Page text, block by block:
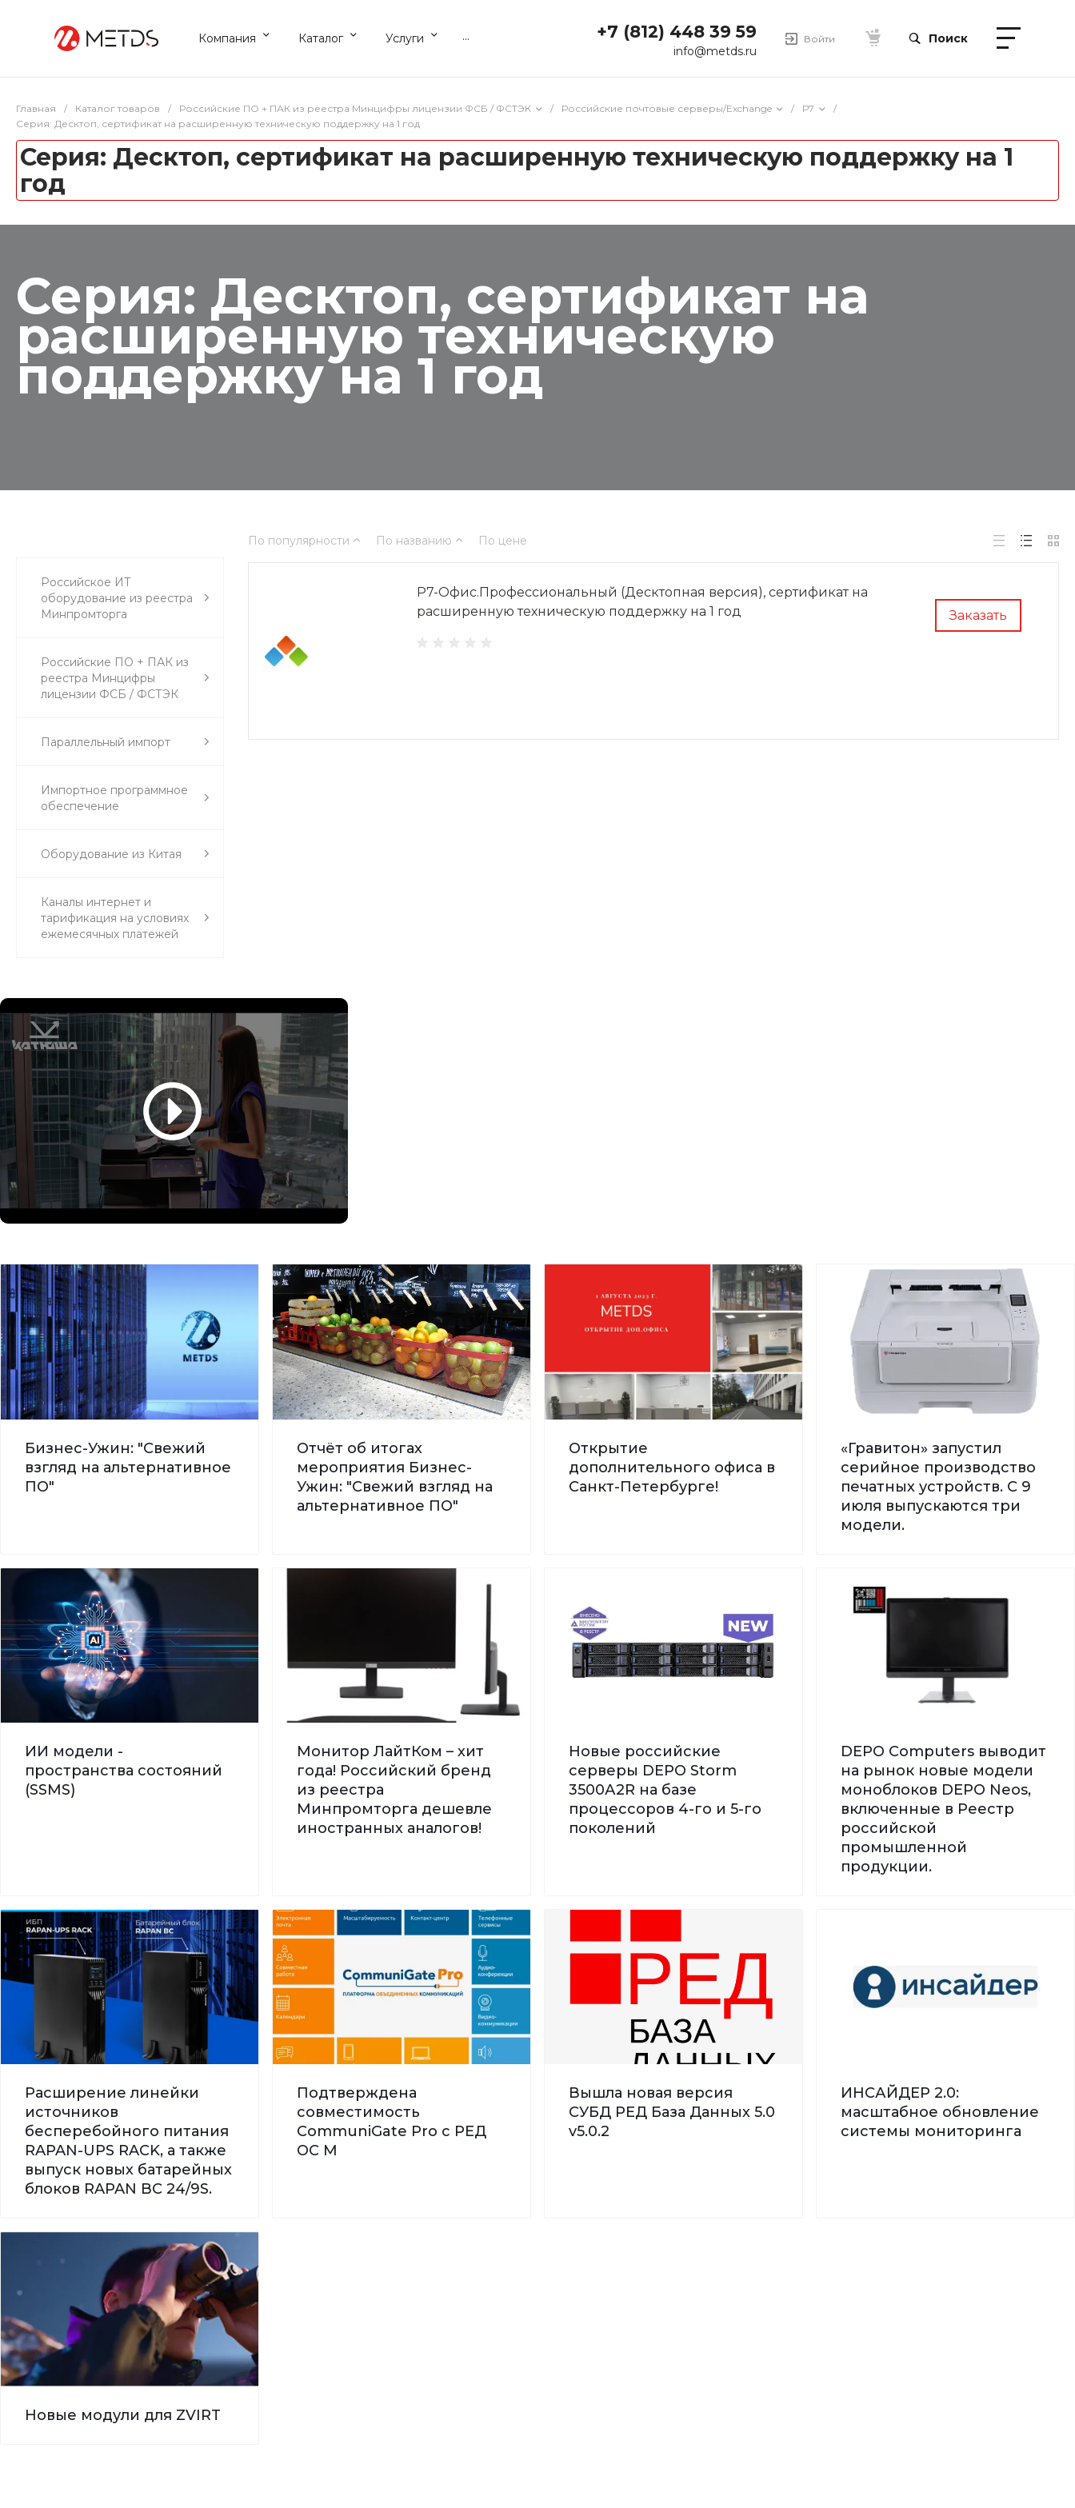
Компания Каталог Услуги ... +7 (812) 448 39 59
info@metds.ru
Войти Поиск
Главная / Каталог товаров / Российские ПО + ПАК из реестра Минцифры лицензии ФСБ / ФСТЭК / Российские почтовые серверы/Exchange / Р7
/
Серия: Десктоп, сертификат на расширенную техническую поддержку на 1 год
Серия: Десктоп, сертификат на расширенную техническую поддержку на 1
год
Серия: Десктоп, сертификат на
расширенную техническую
поддержку на 1 год
Российское ИТ
оборудование из реестра
Минпромторга
Российские ПО + ПАК из
реестра Минцифры
лицензии ФСБ / ФСТЭК
Параллельный импорт
Импортное программное
обеспечение
Оборудование из Китая
Каналы интернет и
тарификация на условиях
ежемесячных платежей
По популярности По названию По цене
Заказать
Р7-Офис.Профессиональный (Десктопная версия), сертификат на
расширенную техническую поддержку на 1 год
Бизнес-Ужин: "Свежий
взгляд на альтернативное
ПО"
Отчёт об итогах
мероприятия Бизнес-
Ужин: "Свежий взгляд на
альтернативное ПО"
Открытие
дополнительного офиса в
Санкт-Петербурге!
«Гравитон» запустил
серийное производство
печатных устройств. С 9
июля выпускаются три
модели.
ИИ модели -
пространства состояний
(SSMS)
Монитор ЛайтКом – хит
года! Российский бренд
из реестра
Минпромторга дешевле
иностранных аналогов!
Новые российские
серверы DEPO Storm
3500А2R на базе
процессоров 4-го и 5-го
поколений
DEPO Computers выводит
на рынок новые модели
моноблоков DEPO Neos,
включенные в Реестр
российской
промышленной
продукции.
Расширение линейки
источников
бесперебойного питания
RAPAN-UPS RACK, а также
выпуск новых батарейных
блоков RAPAN BC 24/9S.
Подтверждена
совместимость
CommuniGate Pro с РЕД
ОС М
Вышла новая версия
СУБД РЕД База Данных 5.0
v5.0.2
ИНСАЙДЕР 2.0:
масштабное обновление
системы мониторинга
Новые модули для ZVIRT